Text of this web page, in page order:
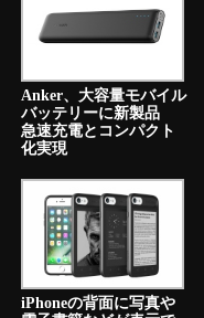
Anker、大容量モバイル
バッテリーに新製品
急速充電とコンパクト
化実現
iPhoneの背面に写真や